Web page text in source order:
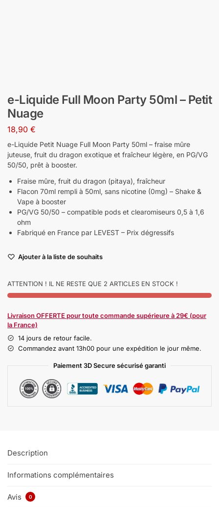
e-Liquide Full Moon Party 50ml – Petit
Nuage
18,90 €
e-Liquide Petit Nuage Full Moon Party 50ml – fraise mûre
juteuse, fruit du dragon exotique et fraîcheur légère, en PG/VG
50/50, prêt à booster.
Fraise mûre, fruit du dragon (pitaya), fraîcheur
Flacon 70ml rempli à 50ml, sans nicotine (0mg) – Shake &
Vape à booster
PG/VG 50/50 – compatible pods et clearomiseurs 0,5 à 1,6
ohm
Fabriqué en France par LEVEST – Prix dégressifs
Ajouter à la liste de souhaits
ATTENTION ! IL NE RESTE QUE 2 ARTICLES EN STOCK !
Livraison OFFERTE pour toute commande supérieure à 29€ (pour
la France)
14 jours de retour facile.
Commandez avant 13h00 pour une expédition le jour même.
Paiement 3D Secure sécurisé garanti
Description
Informations complémentaires
Avis 0